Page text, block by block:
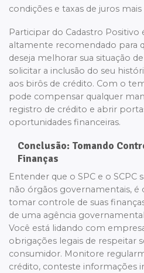
condições e taxas de juros mais
Participar do Cadastro Positivo
altamente recomendado para
deseja melhorar sua situação
solicitar a inclusão do seu
aos birôs de crédito. Com o
pode compensar qualquer
registro de crédito e abrir
oportunidades financeiras.
Conclusão: Tomando
Finanças
Entender que o SPC e o SCPC
não órgãos governamentais, é
tomar controle de suas
de uma agência
Você está lidando com
obrigações legais de respeitar
consumidor. Monitore
crédito, conteste informações